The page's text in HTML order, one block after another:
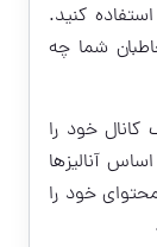
کنید.
شما چه
کانال خود را
آنالیزها
خود را